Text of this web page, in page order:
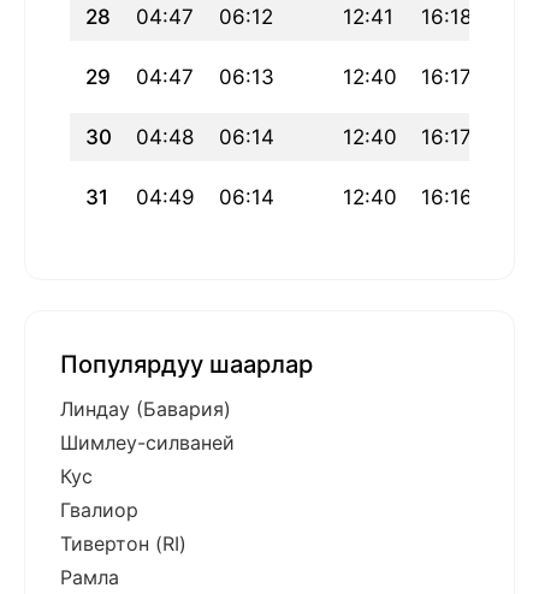
28 04:47 06:12 12:41 16:18
29 04:47 06:13 12:40 16:17
30 04:48 06:14 12:40 16:17
31 04:49 06:14 12:40 16:16
Популярдуу шаарлар
Линдау (Бавария)
Шимлеу-силваней
Кус
Гвалиор
Тивертон (RI)
Рамла